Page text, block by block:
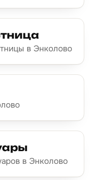
в Энколово
в Энколово